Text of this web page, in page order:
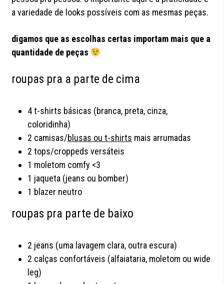
a variedade de looks possíveis com as mesmas peças.
digamos que as escolhas certas importam mais que a
quantidade de peças
roupas pra a parte de cima
4 t-shirts básicas (branca, preta, cinza,
coloridinha)
2 camisas/blusas ou t-shirts mais arrumadas
2 tops/croppeds versáteis
1 moletom comfy <3
1 jaqueta (jeans ou bomber)
1 blazer neutro
roupas pra parte de baixo
2 jeans (uma lavagem clara, outra escura)
2 calças confortáveis (alfaiataria, moletom ou wide
leg)